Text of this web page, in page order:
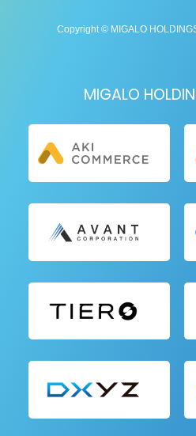
Copyright © MIGALO
MIGALO